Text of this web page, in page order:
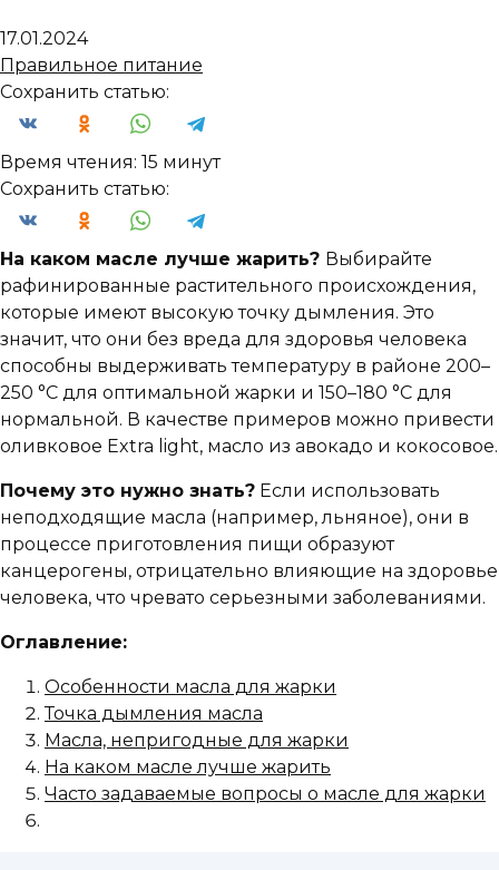
17.01.2024
Правильное питание
Сохранить статью:
Время чтения: 15 минут
Сохранить статью:
На каком масле лучше жарить? Выбирайте
рафинированные растительного происхождения,
которые имеют высокую точку дымления. Это
значит, что они без вреда для здоровья человека
способны выдерживать температуру в районе 200–
250 °C для оптимальной жарки и 150–180 °C для
нормальной. В качестве примеров можно привести
оливковое Extra light, масло из авокадо и кокосовое.
Почему это нужно знать? Если использовать
неподходящие масла (например, льняное), они в
процессе приготовления пищи образуют
канцерогены, отрицательно влияющие на здоровье
человека, что чревато серьезными заболеваниями.
Оглавление:
Особенности масла для жарки
Точка дымления масла
Масла, непригодные для жарки
На каком масле лучше жарить
Часто задаваемые вопросы о масле для жарки